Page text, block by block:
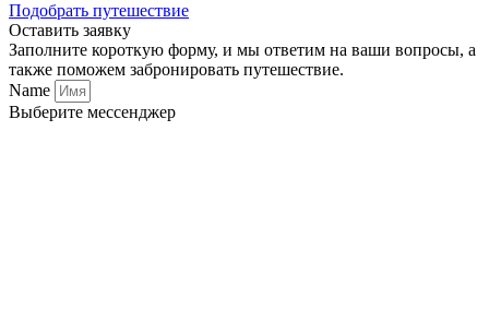
Подобрать путешествие
Оставить заявку
Заполните короткую форму, и мы ответим на ваши вопросы, а
также поможем забронировать путешествие.
Name
Выберите мессенджер